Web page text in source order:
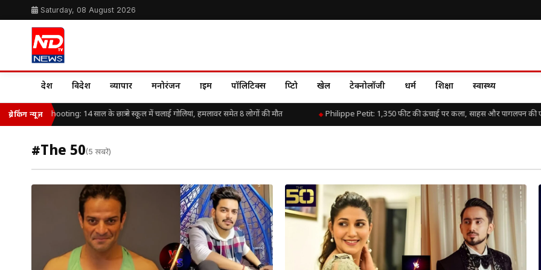
Saturday, 08 August 2026
देश विदेश व्यापार मनोरंजन क्राइम पॉलिटिक्स क्रिप्टो खेल टेक्नोलॉजी धर्म शिक्षा स्वास्थ्य
ब्रेकिंग न्यूज़
School Shooting: 14 साल के छात्र ने स्कूल में चलाई गोलियां, हमलावर समेत 8 लोगों की मौत Philippe Petit: 1,350 फीट की ऊंचाई पर कला, साहस और पागलपन की
#The 50(5 खबरें)